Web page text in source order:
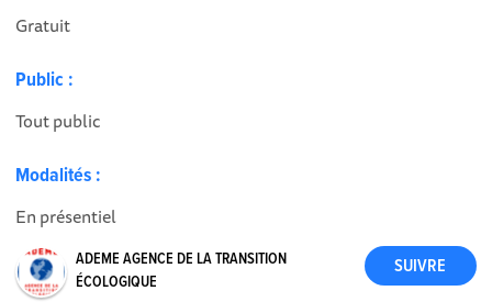
Gratuit
Public :
Tout public
Modalités :
En présentiel
ADEME AGENCE DE LA TRANSITION
ÉCOLOGIQUE